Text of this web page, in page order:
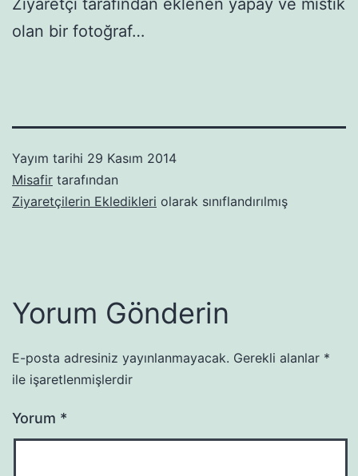
Ziyaretçi tarafından eklenen yapay ve mistik
olan bir fotoğraf…
Yayım tarihi 29 Kasım 2014
Misafir tarafından
Ziyaretçilerin Ekledikleri olarak sınıflandırılmış
Yorum Gönderin
E-posta adresiniz yayınlanmayacak. Gerekli alanlar *
ile işaretlenmişlerdir
Yorum *